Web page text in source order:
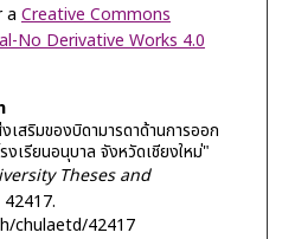
a Creative Commons
No Derivative Works 4.0
สริมของบิดามารดาด้านการออก
เรียนอนุบาล จังหวัดเชียงใหม่"
Theses and
42417.
chulaetd/42417